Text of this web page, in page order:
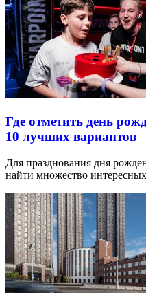
Где отметить день
10 лучших вариантов
Для празднования дня
найти множество